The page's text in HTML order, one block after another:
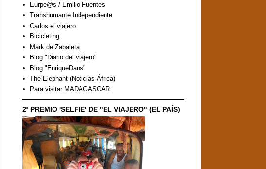
Eurpe@s / Emilio Fuentes
Transhumante Independiente
Carlos el viajero
Bicicleting
Mark de Zabaleta
Blog "Diario del viajero"
Blog "EnriqueDans"
The Elephant (Noticias-África)
Para visitar MADAGASCAR
2º PREMIO 'SELFIE' DE "EL VIAJERO" (EL PAÍS)